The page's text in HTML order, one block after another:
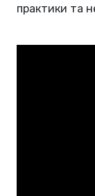
практики та